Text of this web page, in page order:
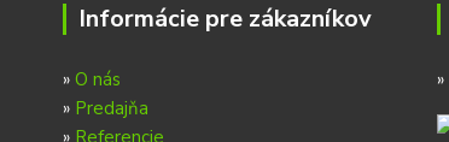
Informácie pre zákazníkov
» O nás
» Predajňa
» Referencie
»